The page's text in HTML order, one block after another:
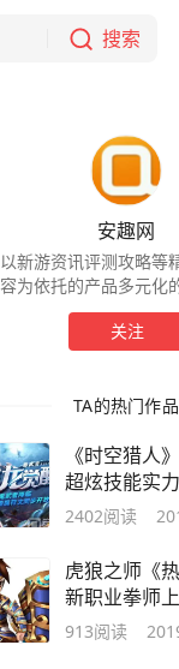
搜索
安趣网
以新游资讯评测攻略等
容为依托的产品多元化
关注
TA的热门作品
《时空猎人
超炫技能实
2402阅读
虎狼之师《
新职业拳师
913阅读